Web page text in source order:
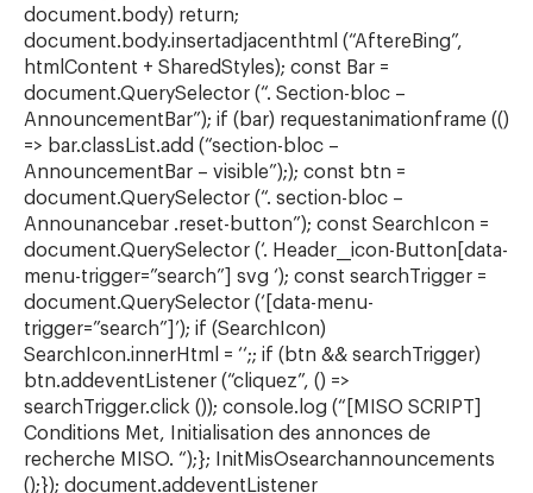
document.body) return;
document.body.insertadjacenthtml (“AftereBing”,
htmlContent + SharedStyles); const Bar =
document.QuerySelector (“. Section-bloc –
AnnouncementBar”); if (bar) requestanimationframe (()
=> bar.classList.add (“section-bloc –
AnnouncementBar – visible”);); const btn =
document.QuerySelector (“. section-bloc –
Announancebar .reset-button”); const SearchIcon =
document.QuerySelector (‘. Header__icon-Button[data-
menu-trigger=”search”] svg ‘); const searchTrigger =
document.QuerySelector (‘[data-menu-
trigger=”search”]’); if (SearchIcon)
SearchIcon.innerHtml = ‘‘;; if (btn && searchTrigger)
btn.addeventListener (“cliquez”, () =>
searchTrigger.click ()); console.log (“[MISO SCRIPT]
Conditions Met, Initialisation des annonces de
recherche MISO. “);}; InitMisOsearchannouncements
();}); document.addeventListener